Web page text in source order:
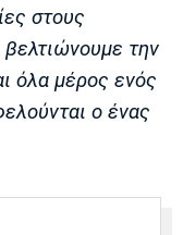
Μαρσέιγ
στους
την
όλα μέρος ενός
ο ένας